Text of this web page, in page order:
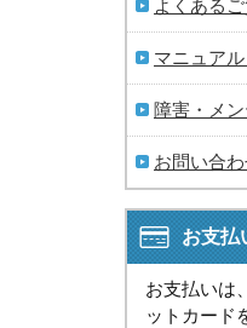
よくある
マニュア
障害・メ
お問い合
お支払
お支払いは
ットカード